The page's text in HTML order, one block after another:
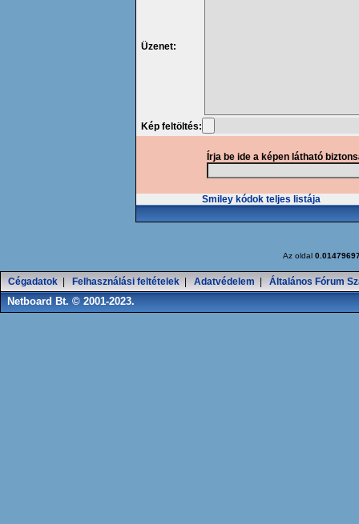
Üzenet:
Kép feltöltés:
Írja be ide a képen látható
Smiley kódok teljes listája
Az oldal
Cégadatok Felhasználási feltételek Adatvédelem Általános Fórum
Netboard Bt. © 2001-2023.